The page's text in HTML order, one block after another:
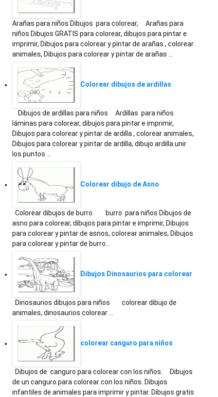
Arañas para niños Dibujos para colorear, Arañas para
niños Dibujos GRATIS para colorear, dibujos para pintar e
imprimir, Dibujos para colorear y pintar de arañas , colorear
animales, Dibujos para colorear y pintar de arañas …
Colorear dibujos de ardillas
Dibujos de ardillas para niños Ardillas para niños
láminas para colorear, dibujos para pintar e imprimir,
Dibujos para colorear y pintar de ardilla , colorear animales,
Dibujos para colorear y pintar de ardilla, dibujo ardilla unir
los puntos …
Colorear dibujo de Asno
Colorear dibujos de burro burro para niños Dibujos de
asno para colorear, dibujos para pintar e imprimir, Dibujos
para colorear y pintar de asnos, colorear animales, Dibujos
para colorear y pintar de burro…
Dibujos Dinosaurios para colorear
Dinosaurios dibujos para niños colorear dibujo de
animales, dinosaurios colorear …
colorear canguro para niños
Dibujos de canguro para colorear con los niños. Dibujos
de un canguro para colorear con los niños. Dibujos
infantiles de animales para imprimir y pintar. Dibujos gratis